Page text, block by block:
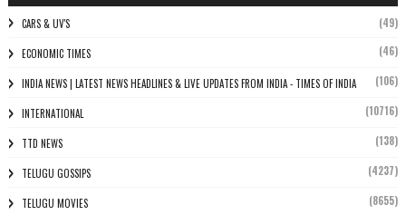
CARS & UV'S (49)
ECONOMIC TIMES (46)
INDIA NEWS | LATEST NEWS HEADLINES & LIVE UPDATES FROM INDIA - TIMES OF INDIA (106)
INTERNATIONAL (10716)
TTD NEWS (138)
TELUGU GOSSIPS (4237)
TELUGU MOVIES (8655)